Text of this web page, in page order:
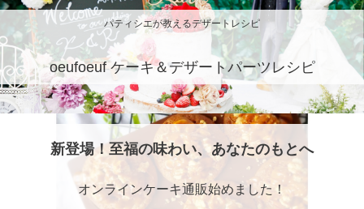
パティシエが教えるデザートレシピ
oeufoeuf ケーキ＆デザートパーツレシピ
新登場！至福の味わい、あなたのもとへ
オンラインケーキ通販始めました！